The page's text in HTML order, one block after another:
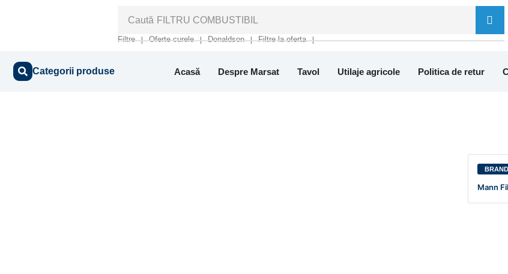
Caută FILTRU COMBUSTIBIL
Filtre ❘ Oferte curele ❘ Donaldson ❘ Filtre la oferta ❘
Categorii produse Acasă Despre Marsat Tavol Utilaje agricole Politica de retur
BRAND
Mann